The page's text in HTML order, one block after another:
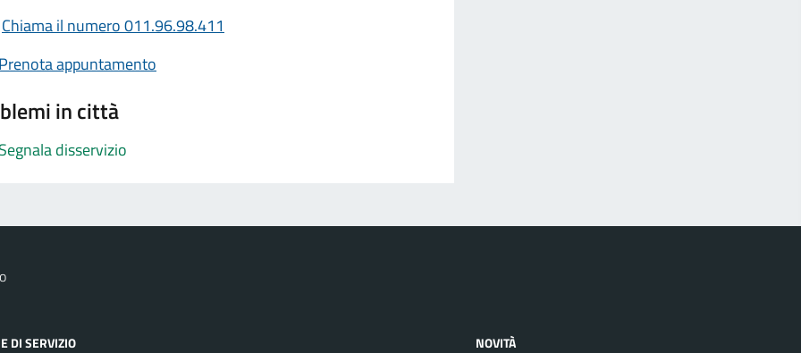
Chiama il numero 011.96.98.411
appuntamento
in città
disservizio
DI SERVIZIO NOVITÀ